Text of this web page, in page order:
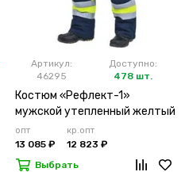
Артикул:
46295
Доступно:
478 шт.
Костюм «Рефлект-1»
мужской утепленный желтый
с п/к
опт
13 085 ₽
кр.опт
12 823 ₽
Выбрать